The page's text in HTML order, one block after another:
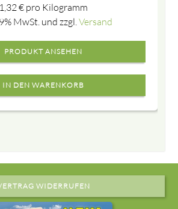
1,32 € pro Kilogramm
MwSt. und zzgl. Versand
PRODUKT ANSEHEN
WIDERRUFEN